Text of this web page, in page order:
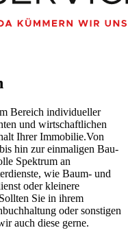
Bereich individueller
und wirtschaftlichen
Ihrer Immobilie.Von
hin zur einmaligen Bau-
Spektrum an
wie Baum- und
oder kleinere
Sie in ihrem
oder sonstigen
auch diese gerne.